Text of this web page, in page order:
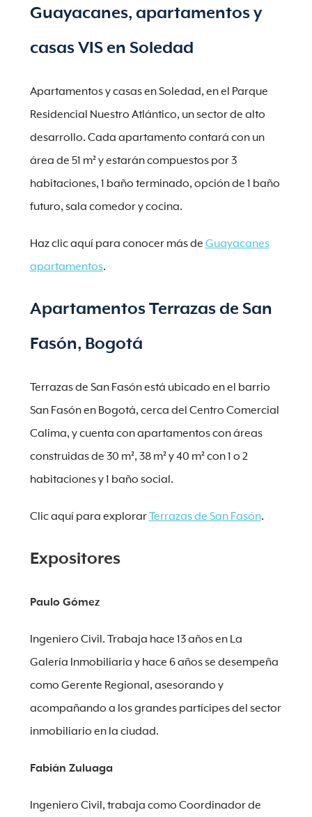
Guayacanes, apartamentos y
casas VIS en Soledad
Apartamentos y casas en Soledad, en el Parque
Residencial Nuestro Atlántico, un sector de alto
desarrollo. Cada apartamento contará con un
área de 51 m² y estarán compuestos por 3
habitaciones, 1 baño terminado, opción de 1 baño
futuro, sala comedor y cocina.
Haz clic aquí para conocer más de Guayacanes
apartamentos.
Apartamentos Terrazas de San
Fasón, Bogotá
Terrazas de San Fasón está ubicado en el barrio
San Fasón en Bogotá, cerca del Centro Comercial
Calima, y cuenta con apartamentos con áreas
construidas de 30 m², 38 m² y 40 m² con 1 o 2
habitaciones y 1 baño social.
Clic aquí para explorarTerrazas de San Fasón.
Expositores
Paulo Gómez
Ingeniero Civil. Trabaja hace 13 años en La
Galería Inmobiliaria y hace 6 años se desempeña
como Gerente Regional, asesorando y
acompañando a los grandes partícipes del sector
inmobiliario en la ciudad.
Fabián Zuluaga
Ingeniero Civil, trabaja como Coordinador de